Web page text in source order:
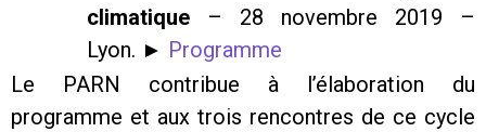
climatique – 28 novembre 2019 –
Lyon. ► Programme
Le PARN contribue à l’élaboration du
programme et aux trois rencontres de ce cycle